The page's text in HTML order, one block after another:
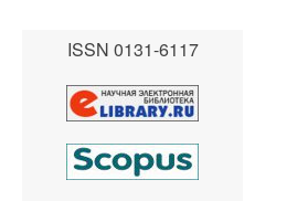
ISSN 0131-6117